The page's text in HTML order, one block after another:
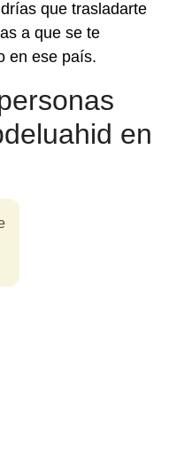
que trasladarte
a que se te
en ese país.
en